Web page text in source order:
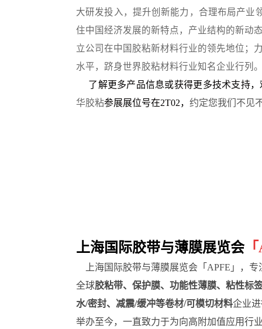
大研发投入，提升创新能力，合理布局产业
住中国经济发展的新特点，产业结构的新动
立公司在中国胶粘新材料行业的领先地位；
水平，跻身世界胶粘材料行业知名企业行列
了解更多产品信息或获得更多技术支持
华胶粘参展展位号在2T02， 约定您我们不见
上海国际胶带与薄膜展览会「
上海国际胶带与薄膜展览会「 APFE」，
全球胶粘带、保护膜、功能性薄膜、 粘性标
水/密封、减震/缓冲等卷材/可模切材料企业
举办至今，一直致力于为向高附加值应用行